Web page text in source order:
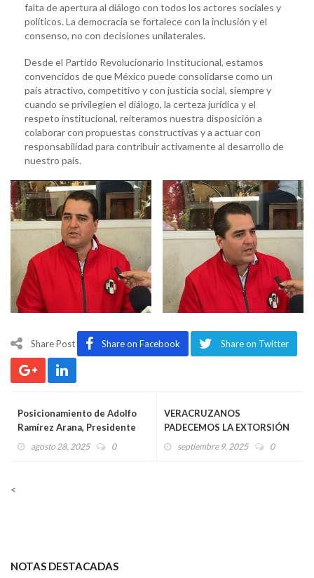
falta de apertura al diálogo con todos los actores sociales y
políticos. La democracia se fortalece con la inclusión y el
consenso, no con decisiones unilaterales.
Desde el Partido Revolucionario Institucional, estamos
convencidos de que México puede consolidarse como un
país atractivo, competitivo y con justicia social, siempre y
cuando se privilegien el diálogo, la certeza jurídica y el
respeto institucional, reiteramos nuestra disposición a
colaborar con propuestas constructivas y a actuar con
responsabilidad para contribuir activamente al desarrollo de
nuestro país.
Share Post Share on Facebook Share on Twitter
Posicionamiento de Adolfo
Ramírez Arana, Presidente
del PRI en Veracruz en
agosto 28, 2025 0
VERACRUZANOS
PADECEMOS LA EXTORSIÓN
PORQUE PARA LOS
septiembre 9, 2025 0
<
NOTAS DESTACADAS